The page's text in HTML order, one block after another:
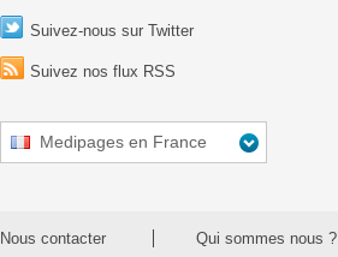
Suivez-nous sur Twitter
Suivez nos flux RSS
Medipages en France
Nous contacter Qui sommes nous ?